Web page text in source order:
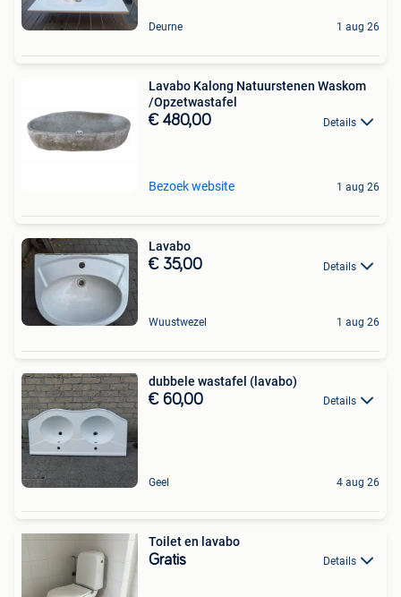
Deurne 1 aug 26
Lavabo Kalong Natuurstenen Waskom
/Opzetwastafel
€ 480,00 Details
Bezoek website 1 aug 26
Lavabo
€ 35,00 Details
Wuustwezel 1 aug 26
dubbele wastafel (lavabo)
€ 60,00 Details
Geel 4 aug 26
Toilet en lavabo
Gratis Details